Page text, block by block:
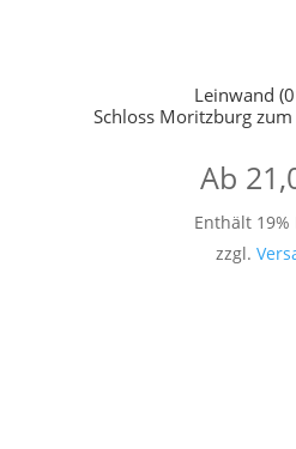
Leinwand
Schloss Moritzburg
Ab
Enthält 19%
zzgl.